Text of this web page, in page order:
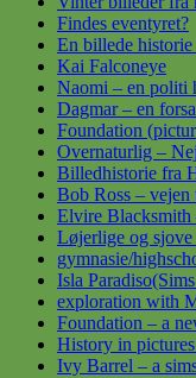
Findes eventyret?
En billede
Kai Falconeye
Naomi – en politi
Dagmar – en
Foundation
Overnaturlig –
Billedhistorie fra
Bob Ross – vejen
Elvire Blacksmith
Løjerlige og
gymnasie/
Isla
exploration with
Foundation – a
History in
Ivy Barrel – a